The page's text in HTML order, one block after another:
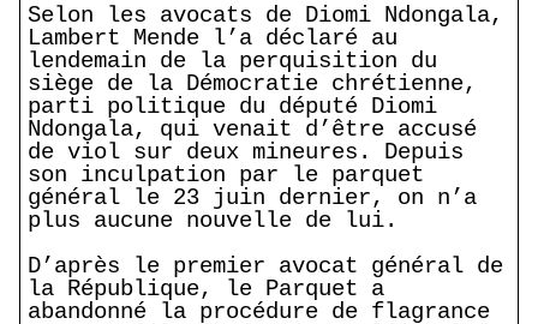
Selon les avocats de Diomi Ndongala,
Lambert Mende l’a déclaré au
lendemain de la perquisition du
siège de la Démocratie chrétienne,
parti politique du député Diomi
Ndongala, qui venait d’être accusé
de viol sur deux mineures. Depuis
son inculpation par le parquet
général le 23 juin dernier, on n’a
plus aucune nouvelle de lui.
D’après le premier avocat général de
la République, le Parquet a
abandonné la procédure de flagrance